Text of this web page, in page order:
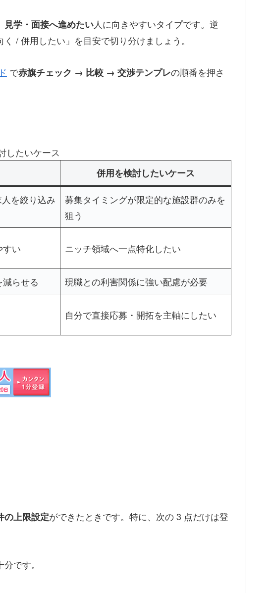
見学・面接へ進めたい人に向きやすいタイプです。逆
/ 併用したい」を目安で切り分けましょう。
で赤旗チェック → 比較 → 交渉テンプレの順番を押さ
したいケース
併用を検討したいケース
を絞り込み
募集タイミングが限定的な施設群のみを
狙う
い ニッチ領域へ一点特化したい
らせる
現職との利害関係に強い配慮が必要
自分で直接応募・開拓を主軸にしたい
の上限設定ができたときです。特に、次の 3 点だけは登
です。